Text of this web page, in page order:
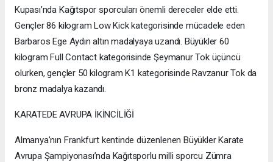
Kupası’nda Kağıtspor sporcuları önemli dereceler elde etti.
Gençler 86 kilogram Low Kick kategorisinde mücadele eden
Barbaros Ege Aydın altın madalyaya uzandı. Büyükler 60
kilogram Full Contact kategorisinde Şeymanur Tok üçüncü
olurken, gençler 50 kilogram K1 kategorisinde Ravzanur Tok da
bronz madalya kazandı.
KARATEDE AVRUPA İKİNCİLİĞİ
Almanya’nın Frankfurt kentinde düzenlenen Büyükler Karate
Avrupa Şampiyonası’nda Kağıtsporlu milli sporcu Zümra